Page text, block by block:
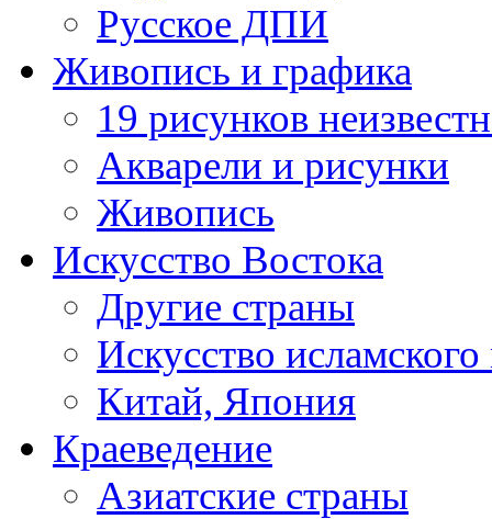
Русское ДПИ
Живопись и графика
19 рисунков
Акварели и рисунки
Живопись
Искусство Востока
Другие страны
Искусство
Китай, Япония
Краеведение
Азиатские страны